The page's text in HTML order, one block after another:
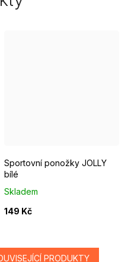
Sportovní ponožky JOLLY
bílé
Skladem
149 Kč
PRODUKTY